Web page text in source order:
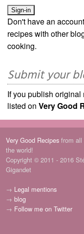
Don't have an
recipes with other
cooking.
Submit your
If you publish
listed on Very Good
Very Good Recipes from all
the world!
Copyright © 2011 - 2016
Gigandet
→ Legal mentions
→ blog
→ Follow me on Twitter